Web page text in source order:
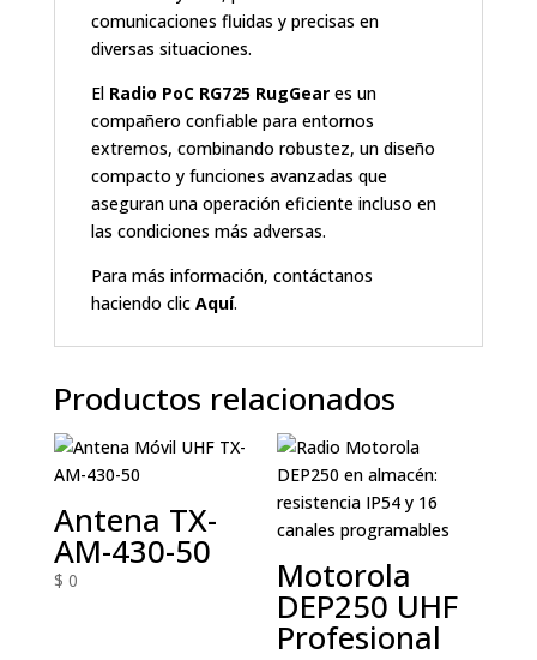
comunicaciones fluidas y precisas en
diversas situaciones.
El Radio PoC RG725 RugGeares un
compañero confiable para entornos
extremos, combinando robustez, un diseño
compacto y funciones avanzadas que
aseguran una operación eficiente incluso en
las condiciones más adversas.
Para más información, contáctanos
haciendo clic Aquí.
Productos relacionados
Antena TX-
AM-430-50
$ 0 Motorola
DEP250 UHF
Profesional